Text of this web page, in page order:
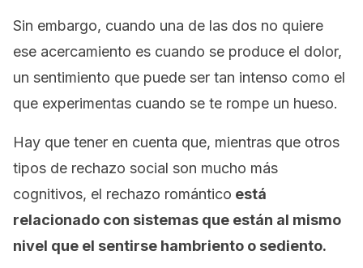
Sin embargo, cuando una de las dos no quiere
ese acercamiento es cuando se produce el dolor,
un sentimiento que puede ser tan intenso como el
que experimentas cuando se te rompe un hueso.
Hay que tener en cuenta que, mientras que otros
tipos de rechazo social son mucho más
cognitivos, el rechazo romántico está
relacionado con sistemas que están al mismo
nivel que el sentirse hambriento o sediento.